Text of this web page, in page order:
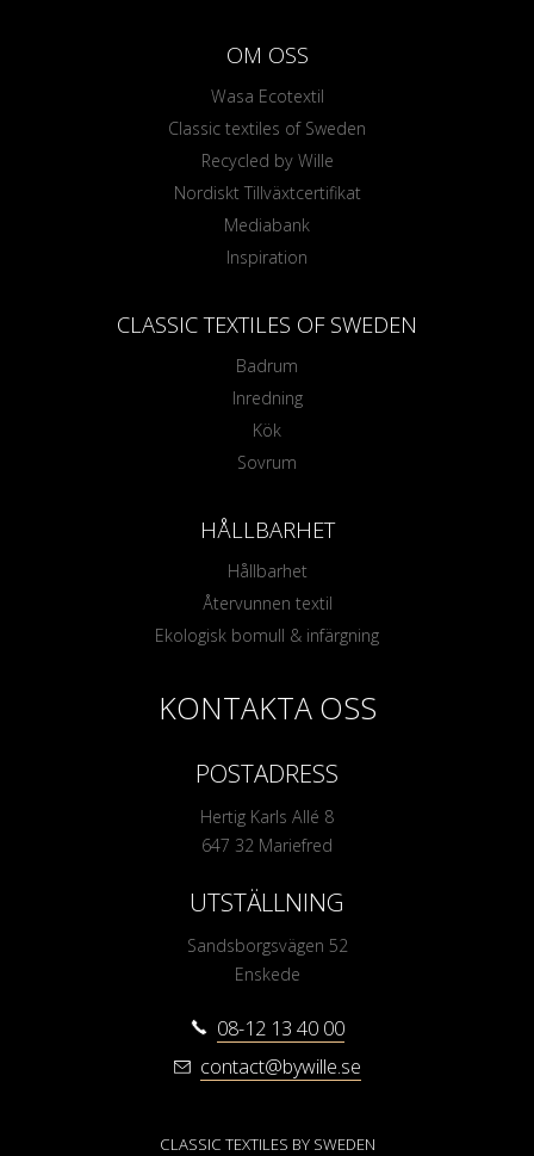
OM OSS
Wasa Ecotextil
Classic textiles of Sweden
Recycled by Wille
Nordiskt Tillväxtcertifikat
Mediabank
Inspiration
CLASSIC TEXTILES OF SWEDEN
Badrum
Inredning
Kök
Sovrum
HÅLLBARHET
Hållbarhet
Återvunnen textil
Ekologisk bomull & infärgning
KONTAKTA OSS
POSTADRESS
Hertig Karls Allé 8
647 32 Mariefred
UTSTÄLLNING
Sandsborgsvägen 52
Enskede
08-12 13 40 00
contact@bywille.se
CLASSIC TEXTILES BY SWEDEN